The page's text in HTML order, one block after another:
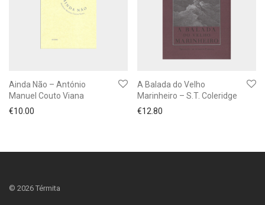
Ainda Não – António
Manuel Couto Viana
€10.00
A Balada do Velho
Marinheiro – S.T. Coleridge
€12.80
© 2026 Térmita